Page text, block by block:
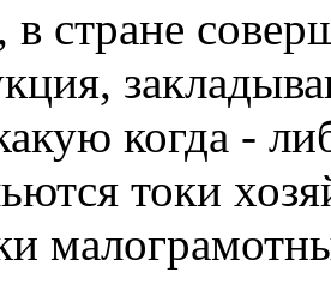
в стране
когда -
токи